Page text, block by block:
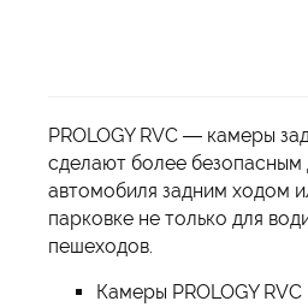
PROLOGY RVC — камеры
сделают более безопасным
автомобиля задним ходом
парковке не только для
пешеходов.
Камеры PROLOGY